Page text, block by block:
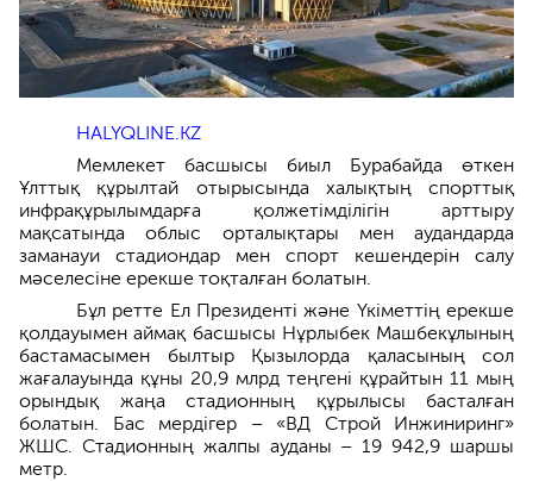
HALYQLINE.KZ
Мемлекет басшысы биыл Бурабайда өткен
Ұлттық құрылтай отырысында халықтың спорттық
инфрақұрылымдарға қолжетімділігін арттыру
мақсатында облыс орталықтары мен аудандарда
заманауи стадиондар мен спорт кешендерін салу
мәселесіне ерекше тоқталған болатын.
Бұл ретте Ел Президенті және Үкіметтің ерекше
қолдауымен аймақ басшысы Нұрлыбек Машбекұлының
бастамасымен былтыр Қызылорда қаласының сол
жағалауында құны 20,9 млрд теңгені құрайтын 11 мың
орындық жаңа стадионның құрылысы басталған
болатын. Бас мердігер – «ВД Строй Инжиниринг»
ЖШС. Стадионның жалпы ауданы – 19 942,9 шаршы
метр.